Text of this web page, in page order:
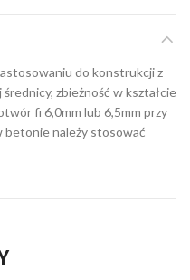
do konstrukcji z
zbieżność w kształcie
fi 6,0mm lub 6,5mm przy
betonie należy stosować